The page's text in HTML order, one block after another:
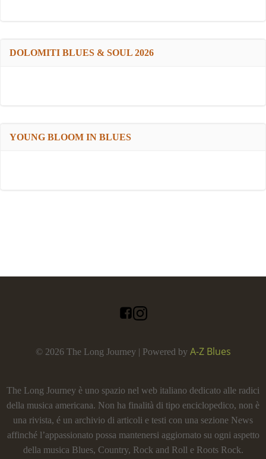
DOLOMITI BLUES & SOUL 2026
YOUNG BLOOM IN BLUES
© 2026 The Long Journey | Powered by A-Z Blues
The Long Journey è uno spazio nel web italiano dedicato alle radici
della musica americana. Non ha finalità di tipo enciclopedico, non è
una rivista, é un archivio di articoli e testi con una sezione News
affinché l’appassionato possa mantenersi aggiornato su ogni aspetto
della musica Blues, Country, Rock and Roll e Roots Rock.